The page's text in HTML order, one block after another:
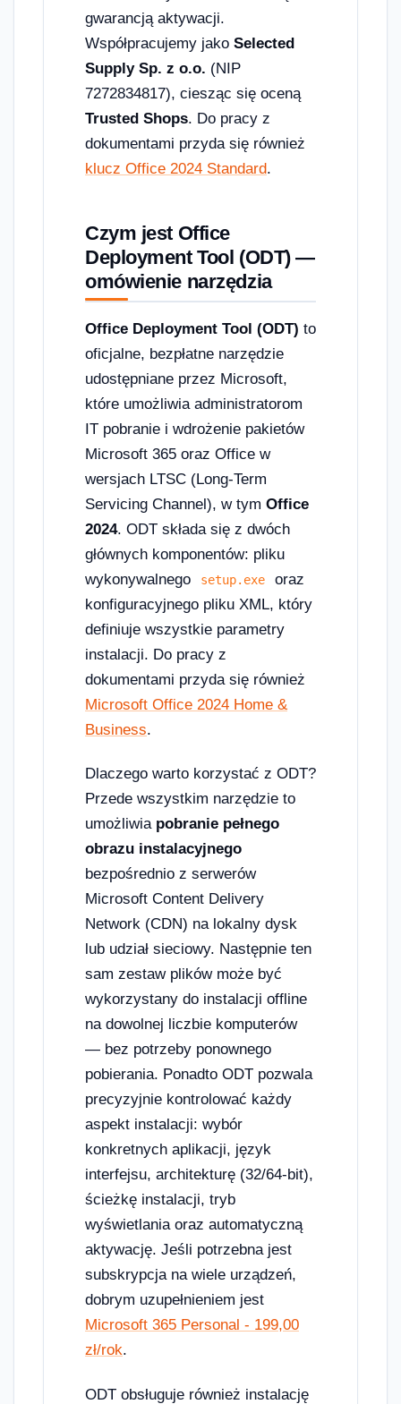
gwarancją aktywacji.
Współpracujemy jako Selected
Supply Sp. z o.o. (NIP
7272834817), ciesząc się oceną
Trusted Shops. Do pracy z
dokumentami przyda się również
klucz Office 2024 Standard.
Czym jest Office
Deployment Tool (ODT) —
omówienie narzędzia
Office Deployment Tool (ODT) to
oficjalne, bezpłatne narzędzie
udostępniane przez Microsoft,
które umożliwia administratorom
IT pobranie i wdrożenie pakietów
Microsoft 365 oraz Office w
wersjach LTSC (Long-Term
Servicing Channel), w tym Office
2024. ODT składa się z dwóch
głównych komponentów: pliku
wykonywalnego
setup.exe
oraz
konfiguracyjnego pliku XML, który
definiuje wszystkie parametry
instalacji. Do pracy z
dokumentami przyda się również
Microsoft Office 2024 Home &
Business.
Dlaczego warto korzystać z ODT?
Przede wszystkim narzędzie to
umożliwia pobranie pełnego
obrazu instalacyjnego
bezpośrednio z serwerów
Microsoft Content Delivery
Network (CDN) na lokalny dysk
lub udział sieciowy. Następnie ten
sam zestaw plików może być
wykorzystany do instalacji offline
na dowolnej liczbie komputerów
— bez potrzeby ponownego
pobierania. Ponadto ODT pozwala
precyzyjnie kontrolować każdy
aspekt instalacji: wybór
konkretnych aplikacji, język
interfejsu, architekturę (32/64-bit),
ścieżkę instalacji, tryb
wyświetlania oraz automatyczną
aktywację. Jeśli potrzebna jest
subskrypcja na wiele urządzeń,
dobrym uzupełnieniem jest
Microsoft 365 Personal - 199,00
zł/rok.
ODT obsługuje również instalację